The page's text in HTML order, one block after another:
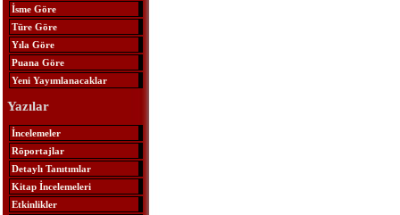
İsme Göre
Türe Göre
Yıla Göre
Puana Göre
Yeni Yayımlanacaklar
Yazılar
İncelemeler
Röportajlar
Detaylı Tanıtımlar
Kitap İncelemeleri
Etkinlikler